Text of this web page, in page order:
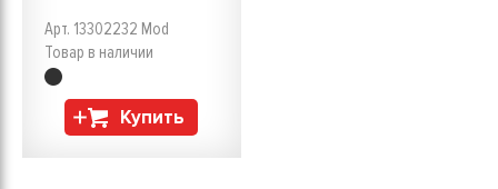
Арт. 13302232 Mod
Товар в наличии
Купить